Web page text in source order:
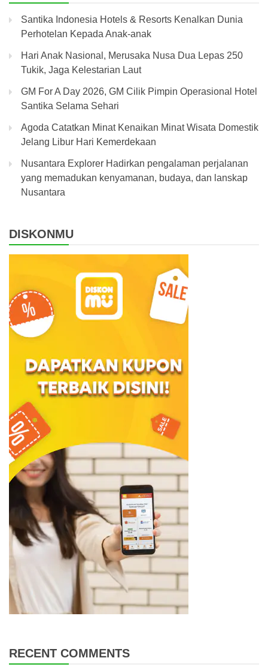
Santika Indonesia Hotels & Resorts Kenalkan Dunia
Perhotelan Kepada Anak-anak
Hari Anak Nasional, Merusaka Nusa Dua Lepas 250
Tukik, Jaga Kelestarian Laut
GM For A Day 2026, GM Cilik Pimpin Operasional Hotel
Santika Selama Sehari
Agoda Catatkan Minat Kenaikan Minat Wisata Domestik
Jelang Libur Hari Kemerdekaan
Nusantara Explorer Hadirkan pengalaman perjalanan
yang memadukan kenyamanan, budaya, dan lanskap
Nusantara
DISKONMU
RECENT COMMENTS